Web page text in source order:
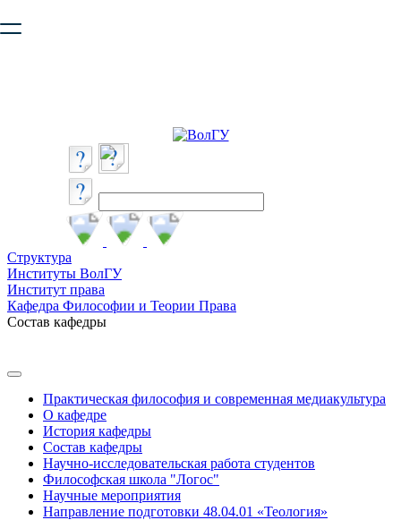
безопасную работу с сайтом. Пожалуйста
Структура
Институты ВолГУ
Институт права
Кафедра Философии и Теории Права
Состав кафедры
Практическая философия и современная медиакультура
О кафедре
История кафедры
Состав кафедры
Научно-исследовательская работа студентов
Философская школа "Логос"
Научные мероприятия
Направление подготовки 48.04.01 «Теология»